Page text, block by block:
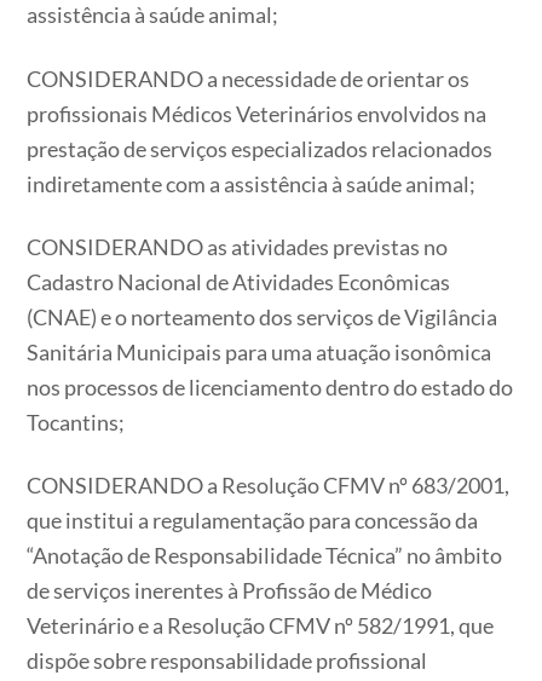
assistência à saúde animal;
CONSIDERANDO a necessidade de orientar os
profissionais Médicos Veterinários envolvidos na
prestação de serviços especializados relacionados
indiretamente com a assistência à saúde animal;
CONSIDERANDO as atividades previstas no
Cadastro Nacional de Atividades Econômicas
(CNAE) e o norteamento dos serviços de Vigilância
Sanitária Municipais para uma atuação isonômica
nos processos de licenciamento dentro do estado do
Tocantins;
CONSIDERANDO a Resolução CFMV nº 683/2001,
que institui a regulamentação para concessão da
“Anotação de Responsabilidade Técnica” no âmbito
de serviços inerentes à Profissão de Médico
Veterinário e a Resolução CFMV nº 582/1991, que
dispõe sobre responsabilidade profissional